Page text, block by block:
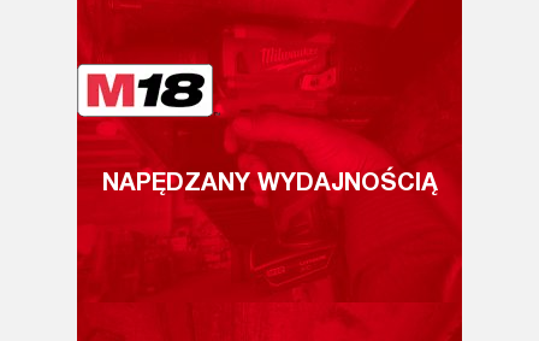
NAPĘDZANY WYDAJNOŚCIĄ